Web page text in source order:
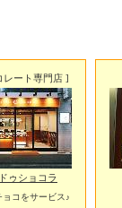
レート専門店 ]
ゥショコラ
ョコをサービス♪